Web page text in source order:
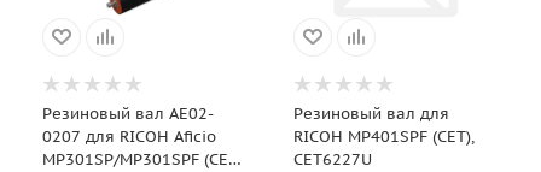
Резиновый вал AE02-
0207 для RICOH Aficio
MP301SP/MP301SPF (CET),
Резиновый вал для
RICOH MP401SPF (CET),
CET6227U